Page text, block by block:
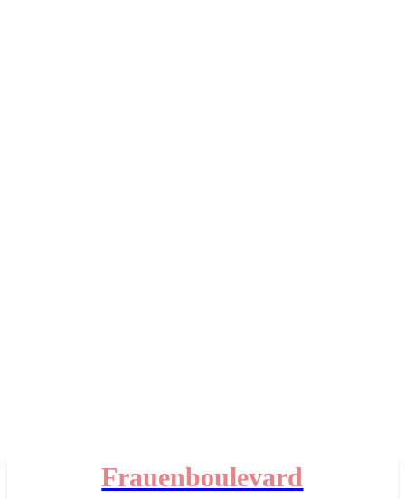
Frauenboulevard